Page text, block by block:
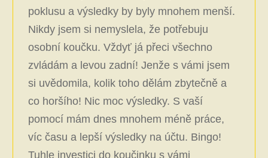
poklusu a výsledky by byly mnohem menší.
Nikdy jsem si nemyslela, že potřebuju
osobní koučku. Vždyť já přeci všechno
zvládám a levou zadní! Jenže s vámi jsem
si uvědomila, kolik toho dělám zbytečně a
co horšího! Nic moc výsledky. S vaší
pomocí mám dnes mnohem méně práce,
víc času a lepší výsledky na účtu. Bingo!
Tuhle investici do koučinku s vámi